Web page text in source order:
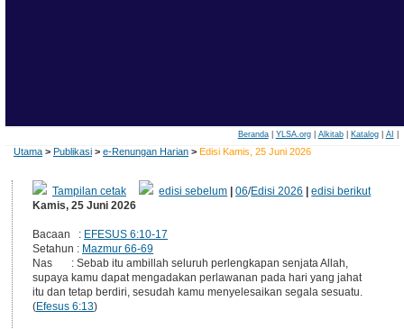
Beranda| YLSA.org| Alkitab| Katalog| AI
Utama > Publikasi > e-Renungan Harian > Edisi Kamis, 25 Juni 2026
Tampilan cetak edisi sebelum |06/Edisi 2026 |edisi berikut
Kamis, 25 Juni 2026
Bacaan : EFESUS 6:10-17
Setahun : Mazmur 66-69
Nas : Sebab itu ambillah seluruh perlengkapan senjata Allah,
supaya kamu dapat mengadakan perlawanan pada hari yang jahat
itu dan tetap berdiri, sesudah kamu menyelesaikan segala sesuatu.
(Efesus 6:13)